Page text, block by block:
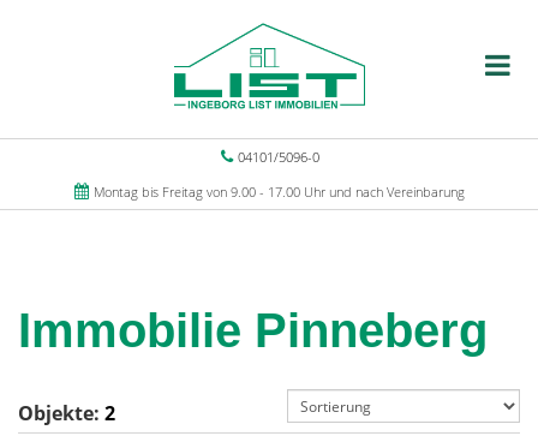
04101/5096-0
Montag bis Freitag von 9.00 - 17.00 Uhr und nach Vereinbarung
Immobilie Pinneberg
Objekte: 2